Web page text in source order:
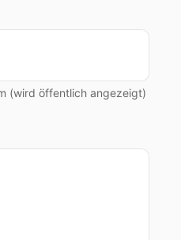
(wird öffentlich angezeigt)